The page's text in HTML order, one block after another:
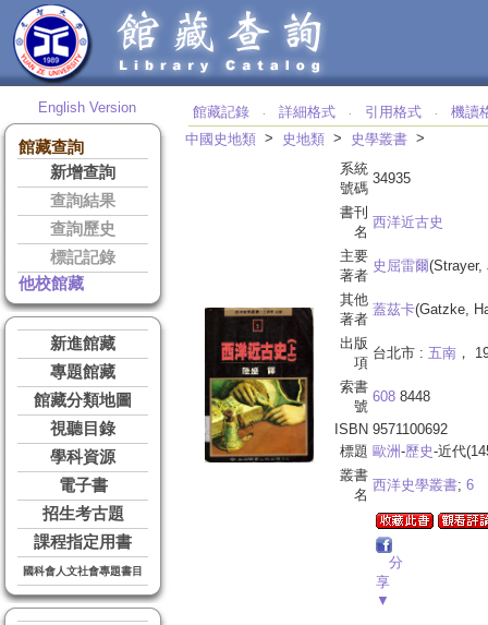
English Version
館藏查詢
新增查詢
查詢結果
查詢歷史
標記記錄
他校館藏
新進館藏
專題館藏
館藏分類地圖
視聽目錄
學科資源
電子書
招生考古題
課程指定用書
國科會人文社會專題書目
館藏記錄 ‧ 詳細格式 ‧ 引用格式 ‧
機讀
中國史地類 > 史地類 > 史學叢書 >
系統
號碼
34935
書刊
名
西洋近古史
主要
著者
史屈雷爾(Strayer,
其他
著者
蓋茲卡(Gatzke,
出版
項
台北市 : 五南 ，
索書
號
608 8448
ISBN 9571100692
標題 歐洲-歷史-近代
叢書
名
西洋史學叢書; 6
分
享
▼